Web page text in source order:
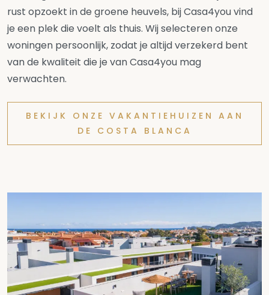
rust opzoekt in de groene heuvels, bij Casa4you vind
je een plek die voelt als thuis. Wij selecteren onze
woningen persoonlijk, zodat je altijd verzekerd bent
van de kwaliteit die je van Casa4you mag
verwachten.
BEKIJK ONZE VAKANTIEHUIZEN AAN
DE COSTA BLANCA